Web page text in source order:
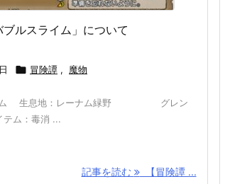
ブルスライム」について
 冒険譚 , 魔物
ム 生息地：レーナム緑野 グレン
ム：毒消 ...
記事を読む 【冒険譚 ...